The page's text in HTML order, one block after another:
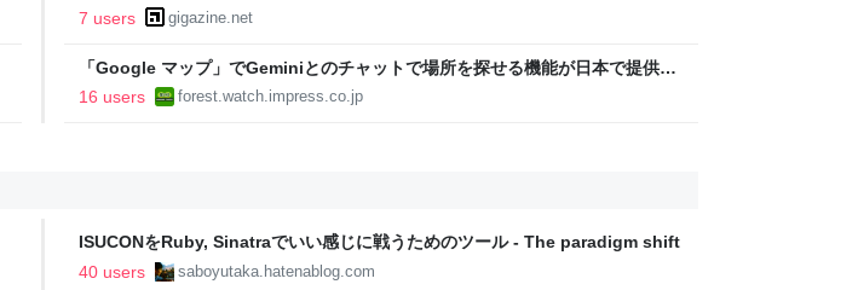
Googleが参加、OpenAI・Microsoft・Amazonなどと共同推進
7 users gigazine.net
「Google マップ」でGeminiとのチャットで場所を探せる機能が日本で提供開
始／自然な会話形式で複雑な条件の場所を探せる［マップに相談］の対象国が
16 users forest.watch.impress.co.jp
ISUCONをRuby, Sinatraでいい感じに戦うためのツール - The paradigm shift
40 users
saboyutaka.hatenablog.com